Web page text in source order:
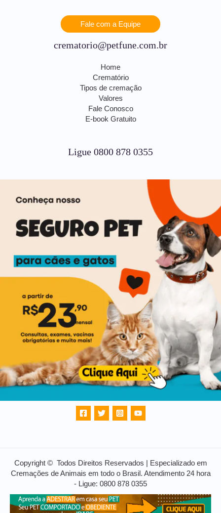
Fale com a Equipe
crematorio@petfune.com.br
Home
Crematório
Tipos de cremação
Valores
Fale Conosco
E-book Gratuito
Ligue 0800 878 0355
Copyright © Todos Direitos Reservados | Especializado em
Cremações de Animais em todo o Brasil. Atendimento 24 hora
- Ligue: 0800 878 0355